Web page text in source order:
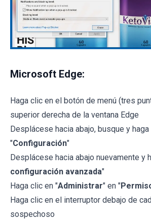
Microsoft Edge:
Haga clic en el botón de menú (tres
superior derecha de la ventana Edge
Desplácese hacia abajo, busque y
"Configuración"
Desplácese hacia abajo nuevamente y
configuración avanzada"
Haga clic en "Administrar" en "
Haga clic en el interruptor debajo de
sospechoso